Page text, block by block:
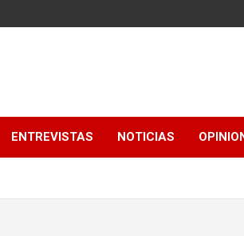
ENTREVISTAS NOTICIAS